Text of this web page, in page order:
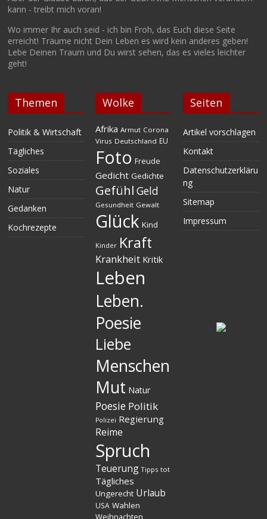
kann - treibt mich voran!
Wo immer Ihr auch seid - ich bin Froh, das Euch diese Seite
erreicht! Träume nicht Dein Leben es wird kein anderes geben!
Lebe Deinen Traum und Du wirst sehen, das es vieles leichter
geht!
Themen
Politik & Wirtschaft
Tägliches
Soziales
Natur
Gedanken
Kochrezepte
Wolke
Afrika Armut Corona
Virus Deutschland EU
Foto Freude
Gedicht Gedichte
Gefühl Geld
Gesundheit Gewalt
Glück Kind
Kinder Kraft
Krankheit Kritik
Leben
Leben.
Poesie
Liebe
Menschen
Mut Natur
Poesie Politik
Polizei Regierung
Reime
Spruch
Teuerung Tipps tot
Tägliches
Ungerecht Urlaub
USA Wahlen
Seiten
Artikel vorschlagen
Kontakt
Datenschutzerkläru
ng
Sitemap
Impressum